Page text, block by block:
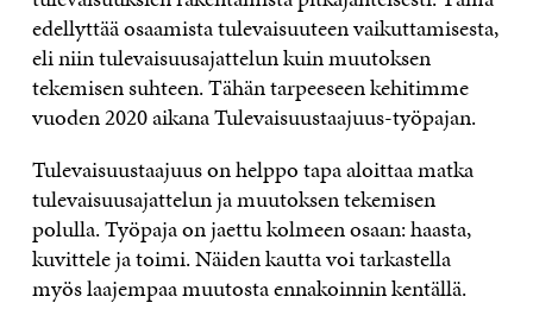
edellyttää osaamista tulevaisuuteen vaikuttamisesta,
eli niin tulevaisuusajattelun kuin muutoksen
tekemisen suhteen. Tähän tarpeeseen kehitimme
vuoden 2020 aikana Tulevaisuustaajuus-työpajan.
Tulevaisuustaajuus on helppo tapa aloittaa matka
tulevaisuusajattelun ja muutoksen tekemisen
polulla. Työpaja on jaettu kolmeen osaan: haasta,
kuvittele ja toimi. Näiden kautta voi tarkastella
myös laajempaa muutosta ennakoinnin kentällä.